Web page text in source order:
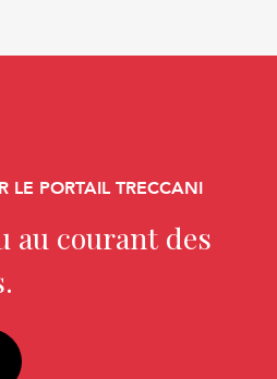
LE PORTAIL TRECCANI
au courant des